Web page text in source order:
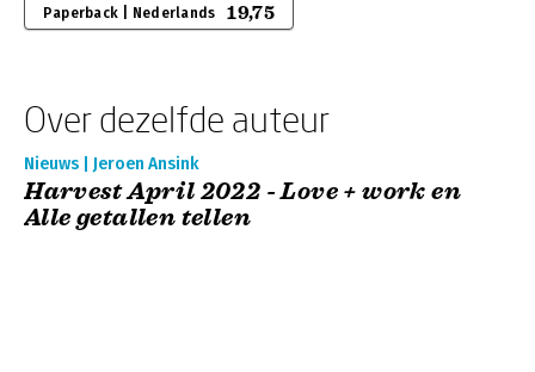
Paperback | Nederlands 19,75
Over dezelfde auteur
Nieuws | Jeroen Ansink
Harvest April 2022 - Love + work en
Alle getallen tellen